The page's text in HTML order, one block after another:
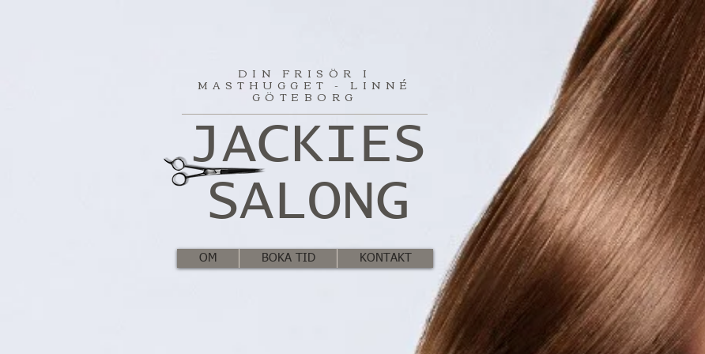
DIN FRISÖR I
MASTHUGGET - LINNÉ
GÖTEBORG
JACKIES
SALONG
OM BOKA TID KONTAKT